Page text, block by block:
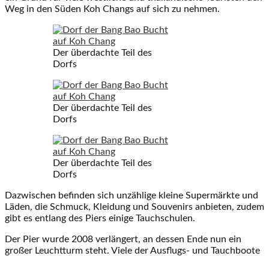
Weg in den Süden Koh Changs auf sich zu nehmen.
Der überdachte Teil des
Dorfs
Der überdachte Teil des
Dorfs
Der überdachte Teil des
Dorfs
Dazwischen befinden sich unzählige kleine Supermärkte und
Läden, die Schmuck, Kleidung und Souvenirs anbieten, zudem
gibt es entlang des Piers einige Tauchschulen.
Der Pier wurde 2008 verlängert, an dessen Ende nun ein
großer Leuchtturm steht. Viele der Ausflugs- und Tauchboote